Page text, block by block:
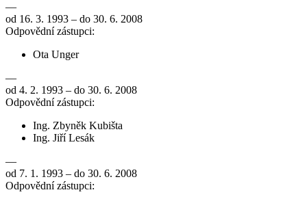
—
od 16. 3. 1993 – do 30. 6. 2008
Odpovědní zástupci:
Ota Unger
—
od 4. 2. 1993 – do 30. 6. 2008
Odpovědní zástupci:
Ing. Zbyněk Kubišta
Ing. Jiří Lesák
—
od 7. 1. 1993 – do 30. 6. 2008
Odpovědní zástupci: